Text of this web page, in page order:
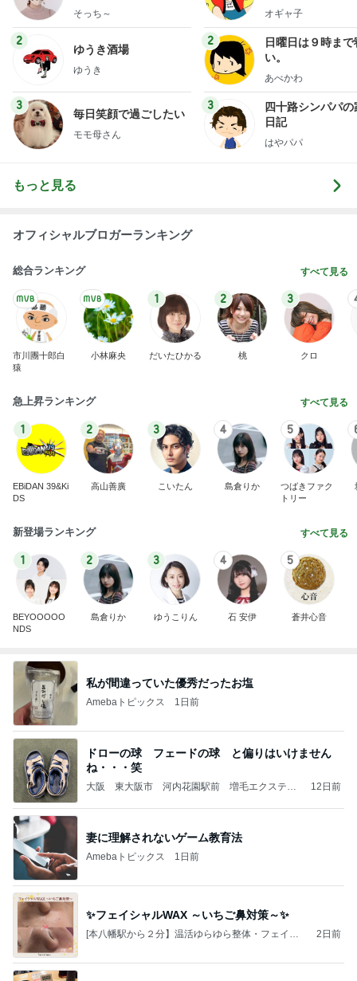
献立
そっち～
2
ゆうき酒場
ゆうき
3
毎日笑顔で過ごしたい
モモ母さん
オギャ子
2
日曜日は９時まで
い。
あべかわ
3
四十路シンパパの
日記
はやパパ
もっと見る
オフィシャルブロガーランキング
総合ランキング すべて見る
市川團十郎白
猿
小林麻央
1
だいたひかる
2
桃
3
クロ
急上昇ランキング すべて見る
1
EBiDAN 39&Ki
DS
2
高山善廣
3
こいたん
4
島倉りか
5
つばきファク
トリー
新登場ランキング すべて見る
1
BEYOOOOO
NDS
2
島倉りか
3
ゆうこりん
4
石 安伊
5
蒼井心音
私が間違っていた優秀だったお塩
Amebaトピックス 1日前
ドローの球 フェードの球 と偏りはいけません
ね・・・笑
大阪 東大阪市 河内花園駅前 増毛エクステ
室花時計
12日前
妻に理解されないゲーム教育法
Amebaトピックス 1日前
✨フェイシャルWAX ～いちご鼻対策～✨
[本八幡駅から２分】温活ゆらゆら整体・フェイシ
2日前